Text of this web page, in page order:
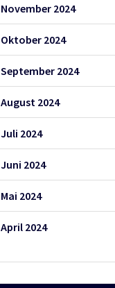
November 2024
Oktober 2024
September 2024
August 2024
Juli 2024
Juni 2024
Mai 2024
April 2024